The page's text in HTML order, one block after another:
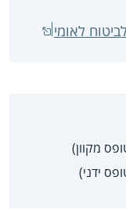
לאומי
מקוון)
ידני)